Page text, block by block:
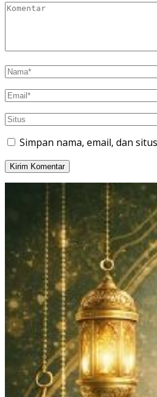
Simpan nama, email, dan